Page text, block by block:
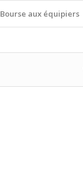
Bourse aux équipiers